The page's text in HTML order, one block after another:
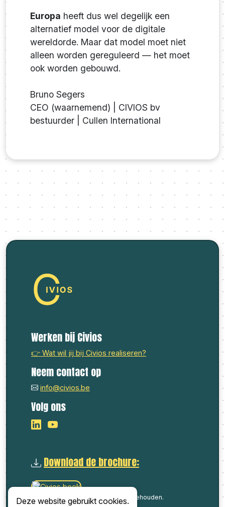
Deze website gebruikt cookies.
Europa heeft dus wel degelijk een
alternatief model voor de digitale
wereldorde. Maar dat model moet niet
alleen worden gereguleerd — het moet
ook worden gebouwd.
Bruno Segers
CEO (waarnemend) | CIVIOS bv
bestuurder | Cullen International
Werken bij Civios
👉 Wat wil jij bij Civios realiseren?
Neem contact op
info@civios.be
Volg ons
Download de brochure:
© 2026 Civios. Alle rechten voorbehouden.